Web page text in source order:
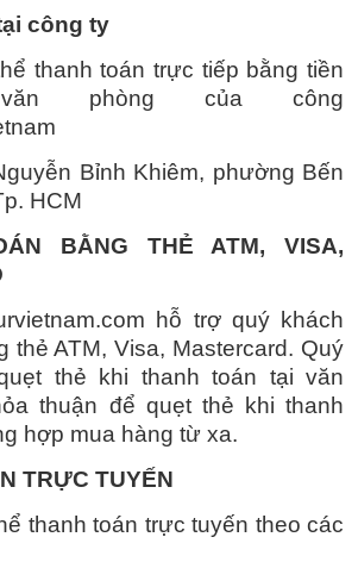
công ty
thanh toán trực tiếp bằng tiền
phòng của công
Bỉnh Khiêm, phường Bến
HCM
BẰNG THẺ ATM, VISA,
hỗ trợ quý khách
thẻ ATM, Visa, Mastercard. Quý
thẻ khi thanh toán tại văn
thuận để quẹt thẻ khi thanh
hợp mua hàng từ xa.
TRỰC TUYẾN
thanh toán trực tuyến theo các